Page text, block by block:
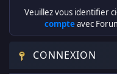
Veuillez vous identifier
compteavec
CONNEXION